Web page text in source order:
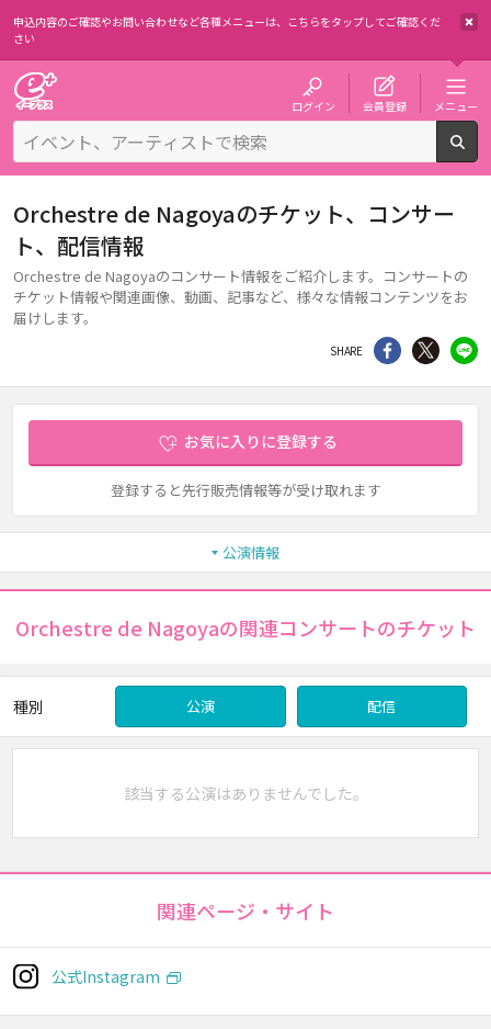
申込内容のご確認やお問い合わせなど各種メニューは、 こちらをタップしてご確認くだ
さい
ログイン 会員登録 メニュー
Orchestre de Nagoyaのチケット、コンサー
ト、配信情報
Orchestre de Nagoyaのコンサート情報をご紹介します。コンサートの
チケット情報や関連画像、動画、記事など、様々な情報コンテンツをお
届けします。
SHARE シェア Twitter
お気に入りに登録する
登録すると先行販売情報等が受け取れます
公演情報
Orchestre de Nagoyaの関連コンサートのチケット
種別 公演 配信
該当する公演はありませんでした。
関連ページ・サイト
公式Instagram